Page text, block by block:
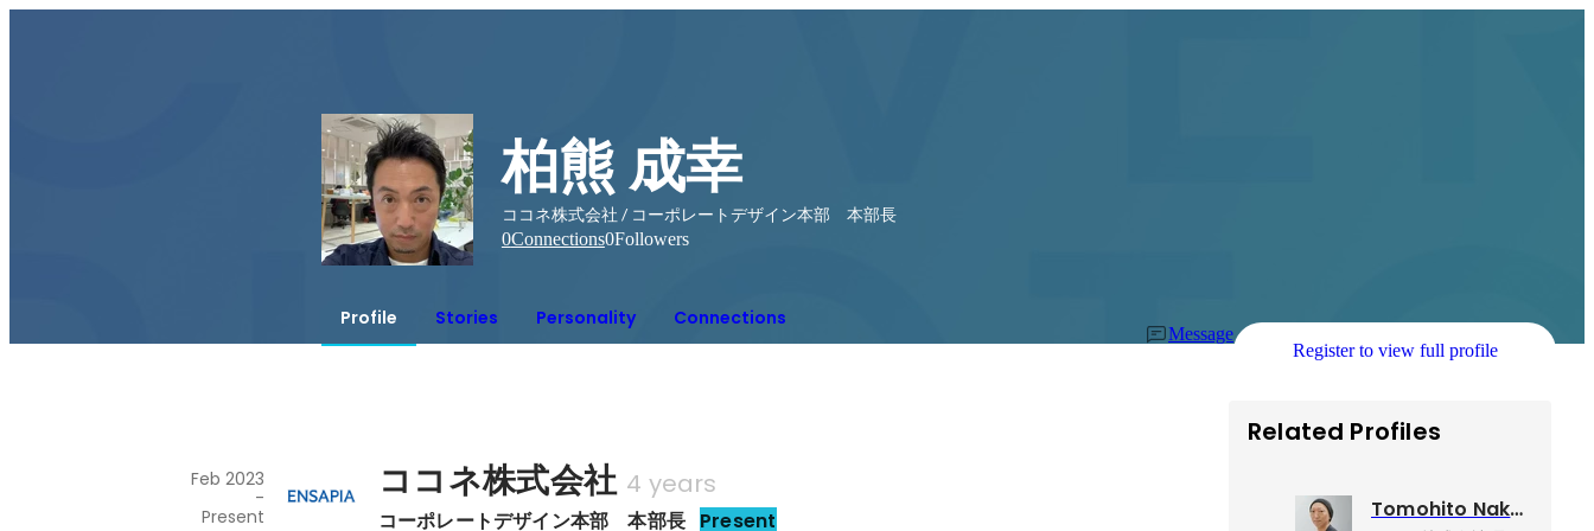
柏熊 成幸
ココネ株式会社 / コーポレートデザイン本部 本部長
0Connections0Followers
Profile Stories Personality Connections
Message
Register to view full profile
ココネ株式会社 4 years
コーポレートデザイン本部　本部長 Present
Feb 2023
-
Present
Related Profiles
Tomohito Nakano